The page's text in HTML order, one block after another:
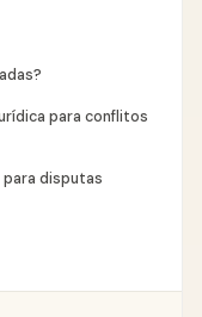
para conflitos
disputas